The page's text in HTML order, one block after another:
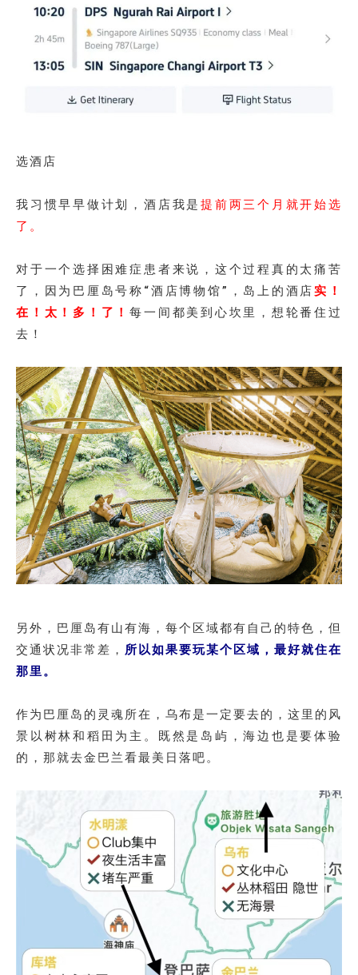
选酒店
我习惯早早做计划，酒店我是提前两三个月就开始选
了。
对于一个选择困难症患者来说，这个过程真的太痛苦
了，因为巴厘岛号称“酒店博物馆”，岛上的酒店实！
在！太！多！了！每一间都美到心坎里，想轮番住过
去！
另外，巴厘岛有山有海，每个区域都有自己的特色，但
交通状况非常差， 所以如果要玩某个区域，最好就住在
那里。
作为巴厘岛的灵魂所在，乌布是一定要去的，这里的风
景以树林和稻田为主。既然是岛屿，海边也是要体验
的，那就去金巴兰看最美日落吧。